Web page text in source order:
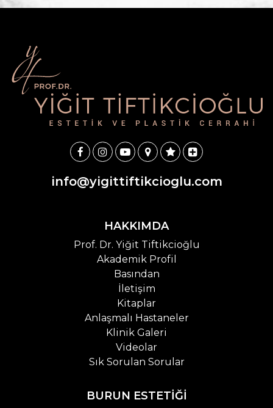
info@yigittiftikcioglu.com
HAKKIMDA
Prof. Dr. Yiğit Tiftikcioğlu
Akademik Profil
Basından
İletişim
Kitaplar
Anlaşmalı Hastaneler
Klinik Galeri
Videolar
Sık Sorulan Sorular
BURUN ESTETİĞİ